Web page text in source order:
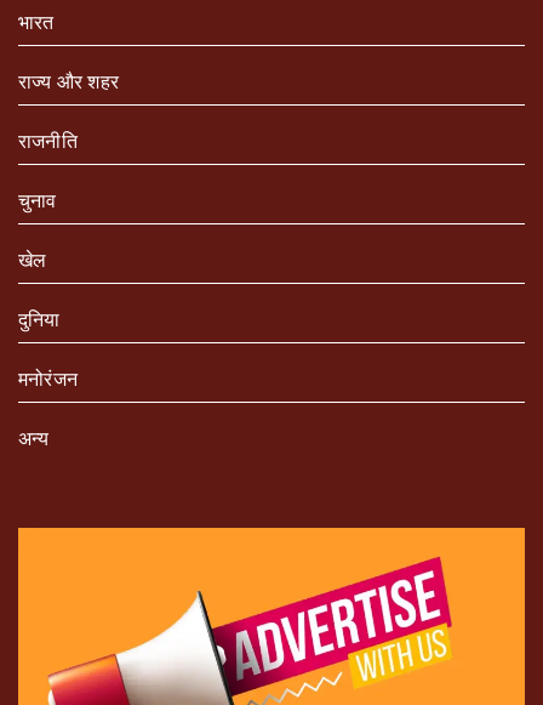
भारत
राज्य और शहर
राजनीति
चुनाव
खेल
दुनिया
मनोरंजन
अन्य